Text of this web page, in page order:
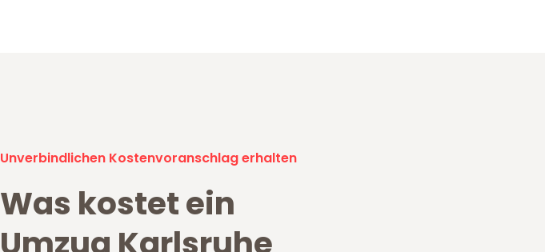
Unverbindlichen Kostenvoranschlag erhalten
Was kostet ein